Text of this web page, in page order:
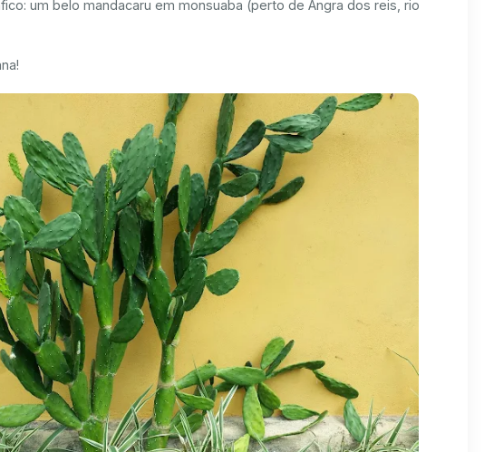
um belo mandacaru em monsuaba (perto de Angra dos reis, rio